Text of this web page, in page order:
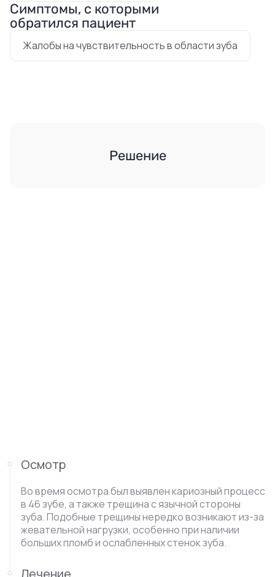
Симптомы, с которыми
обратился пациент
Жалобы на чувствительность в области зуба
Решение
Осмотр
Во время осмотра был выявлен кариозный процесс
в 46 зубе, а также трещина с язычной стороны
зуба. Подобные трещины нередко возникают из-за
жевательной нагрузки, особенно при наличии
больших пломб и ослабленных стенок зуба.
Лечение